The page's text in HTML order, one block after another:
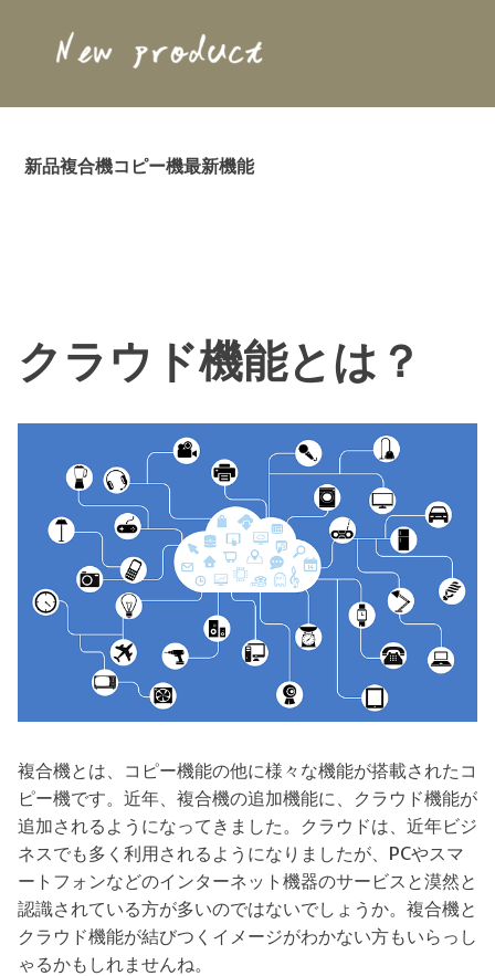
新品複合機コピー機最新機能
content
クラウド機能とは？
複合機とは、コピー機能の他に様々な機能が搭載されたコ
ピー機です。近年、複合機の追加機能に、クラウド機能が
追加されるようになってきました。クラウドは、近年ビジ
ネスでも多く利用されるようになりましたが、PCやスマ
ートフォンなどのインターネット機器のサービスと漠然と
認識されている方が多いのではないでしょうか。複合機と
クラウド機能が結びつくイメージがわかない方もいらっし
ゃるかもしれませんね。